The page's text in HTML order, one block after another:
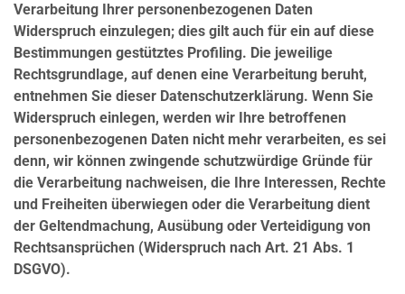
Verarbeitung Ihrer personenbezogenen Daten
Widerspruch einzulegen; dies gilt auch für ein auf diese
Bestimmungen gestütztes Profiling. Die jeweilige
Rechtsgrundlage, auf denen eine Verarbeitung beruht,
entnehmen Sie dieser Datenschutzerklärung. Wenn Sie
Widerspruch einlegen, werden wir Ihre betroffenen
personenbezogenen Daten nicht mehr verarbeiten, es sei
denn, wir können zwingende schutzwürdige Gründe für
die Verarbeitung nachweisen, die Ihre Interessen, Rechte
und Freiheiten überwiegen oder die Verarbeitung dient
der Geltendmachung, Ausübung oder Verteidigung von
Rechtsansprüchen (Widerspruch nach Art. 21 Abs. 1
DSGVO).